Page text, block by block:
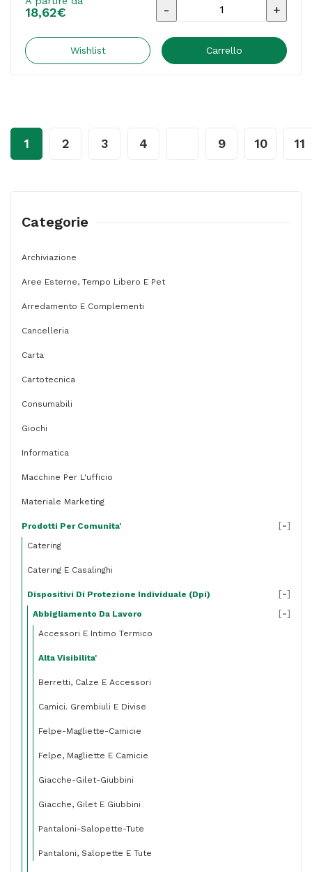
18,62€
Bermuda
lavoro
arancio
Wishlist Carrello
1 2 3 4 9 10 11
Categorie
Archiviazione
Aree Esterne, Tempo Libero E Pet
Arredamento E Complementi
Cancelleria
Carta
Cartotecnica
Consumabili
Giochi
Informatica
Macchine Per L'ufficio
Materiale Marketing
Prodotti Per Comunita'
Catering
Catering E Casalinghi
Dispositivi Di Protezione Individuale (dpi)
Abbigliamento Da Lavoro
Accessori E Intimo Termico
Alta Visibilita'
Berretti, Calze E Accessori
Camici. Grembiuli E Divise
Felpe-Magliette-Camicie
Felpe, Magliette E Camicie
Giacche-Gilet-Giubbini
Giacche, Gilet E Giubbini
Pantaloni-Salopette-Tute
Pantaloni, Salopette E Tute
[-]
[-]
[-]